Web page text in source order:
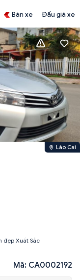
Bán xe Đấu giá xe
Lào Cai
đẹp Xuất Sắc
Mã: CA0002192